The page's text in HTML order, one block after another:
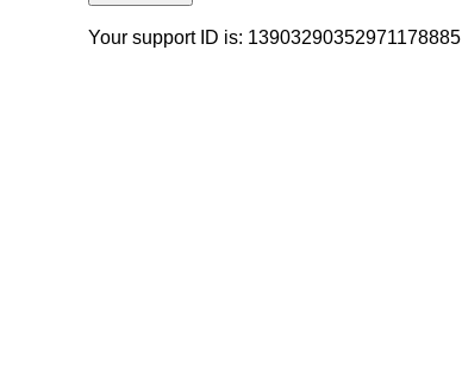
Your support ID is: 13903290352971178885